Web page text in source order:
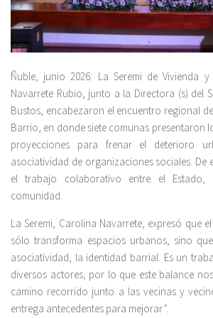
Ñuble, junio 2026: La Seremi de Vivienda
Navarrete Rubio, junto a la Directora (s) del
Bustos, encabezaron el encuentro regional
Barrio, en donde siete comunas presentaron
proyecciones para frenar el deterioro
asociatividad de organizaciones sociales. De
el trabajo colaborativo entre el
comunidad.
La Seremi, Carolina Navarrete, expresó que
sólo transforma espacios urbanos, sino
asociatividad, la identidad barrial. Es un
diversos actores, por lo que este balance
camino recorrido junto a las vecinas y
entrega antecedentes para mejorar”.